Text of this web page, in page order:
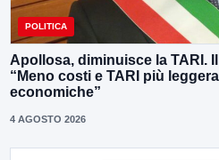
POLITICA
Apollosa, diminuisce la TARI.
“Meno costi e TARI più
economiche”
4 AGOSTO 2026